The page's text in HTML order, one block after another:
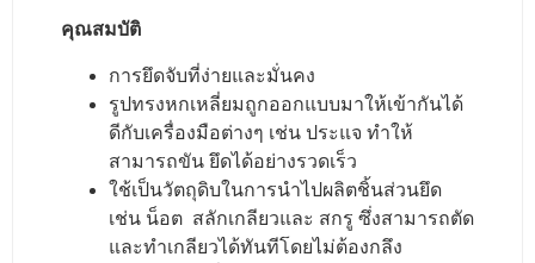
คุณสมบัติ
การยึดจับที่ง่ายและมั่นคง
รูปทรงหกเหลี่ยมถูกออกแบบมาให้เข้ากันได้
ดีกับเครื่องมือต่างๆ เช่น ประแจ ทำให้
สามารถขัน ยึดได้อย่างรวดเร็ว
ใช้เป็นวัตถุดิบในการนำไปผลิตชิ้นส่วนยึด
เช่น น็อต สลักเกลียวและ สกรู ซึ่งสามารถตัด
และทำเกลียวได้ทันทีโดยไม่ต้องกลึง